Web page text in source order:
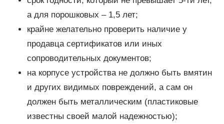
а для порошковых – 1,5 лет;
крайне желательно проверить наличие у
продавца сертификатов или иных
сопроводительных документов;
на корпусе устройства не должно быть вмятин
и других видимых повреждений, а сам он
должен быть металлическим (пластиковые
известны своей малой надежностью);